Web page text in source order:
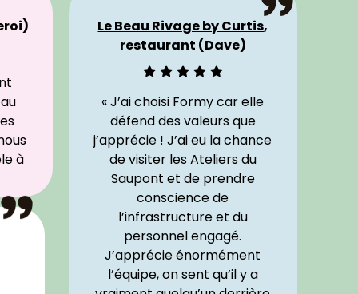
à
Le Beau Rivage by Curtis,
restaurant (Dave)
« J’ai choisi Formy car elle
défend des valeurs que
j’apprécie ! J’ai eu la chance
de visiter les Ateliers du
Saupont et de prendre
conscience de
l’infrastructure et du
personnel engagé.
J’apprécie énormément
l’équipe, on sent qu’il y a